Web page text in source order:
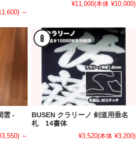
～
¥11,000(本体 ¥10,000)
雲 -
～
BUSEN クラリーノ 剣道用垂名
札 14書体
¥3,520(本体 ¥3,200)